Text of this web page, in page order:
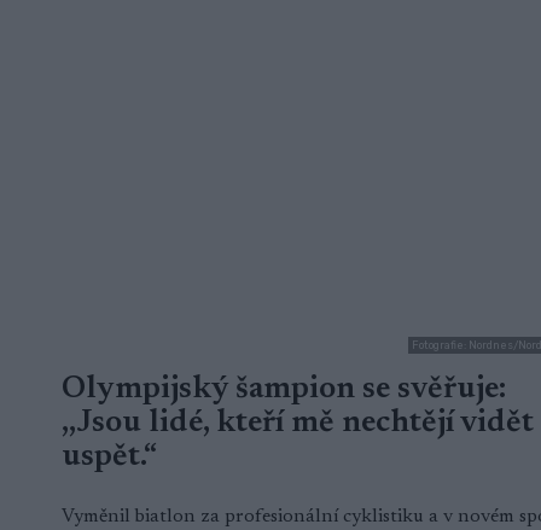
Fotografie: Nordnes/
Olympijský šampion se svěřuje:
,,Jsou lidé, kteří mě nechtějí vidět
uspět.“
Vyměnil biatlon za profesionální cyklistiku a v novém